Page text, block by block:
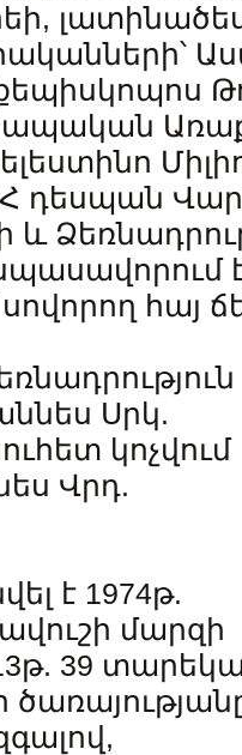
դեսպան
հայ
Սրկ.
կոչվում
Վրդ.
է 1974թ.
մարզի
39